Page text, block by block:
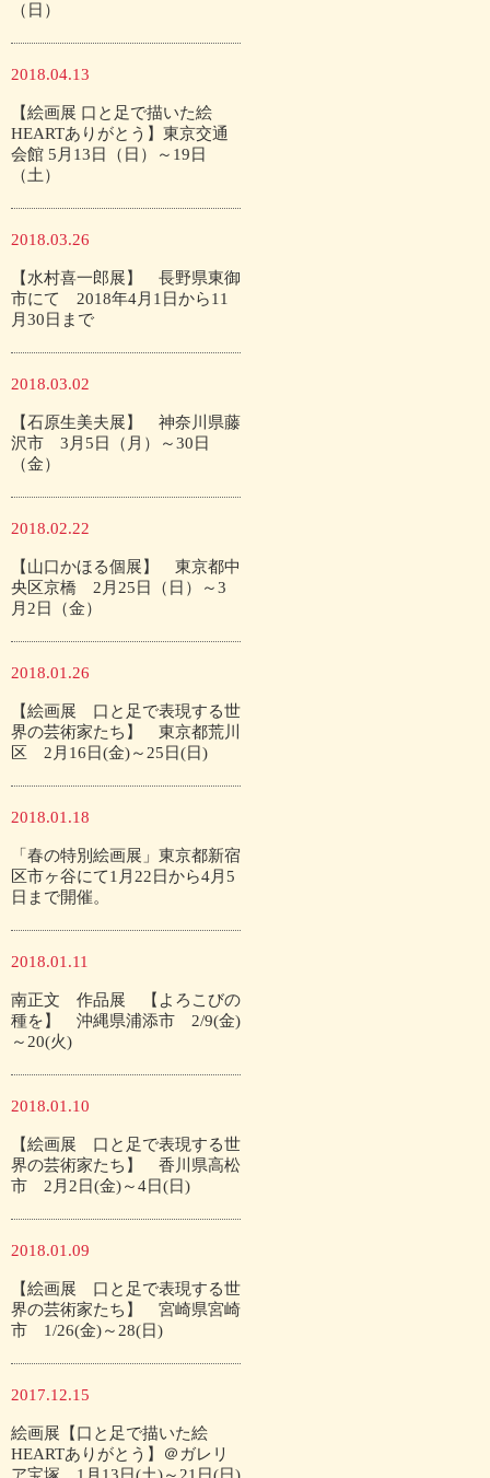
（日）
2018.04.13
【絵画展 口と足で描いた絵
HEARTありがとう】東京交通
会館 5月13日（日）～19日
（土）
2018.03.26
【水村喜一郎展】 長野県東御
市にて 2018年4月1日から11
月30日まで
2018.03.02
【石原生美夫展】 神奈川県藤
沢市 3月5日（月）～30日
（金）
2018.02.22
【山口かほる個展】 東京都中
央区京橋 2月25日（日）～3
月2日（金）
2018.01.26
【絵画展 口と足で表現する世
界の芸術家たち】 東京都荒川
区 2月16日(金)～25日(日)
2018.01.18
「春の特別絵画展」東京都新宿
区市ヶ谷にて1月22日から4月5
日まで開催。
2018.01.11
南正文 作品展 【よろこびの
種を】 沖縄県浦添市 2/9(金)
～20(火)
2018.01.10
【絵画展 口と足で表現する世
界の芸術家たち】 香川県高松
市 2月2日(金)～4日(日)
2018.01.09
【絵画展 口と足で表現する世
界の芸術家たち】 宮崎県宮崎
市 1/26(金)～28(日)
2017.12.15
絵画展【口と足で描いた絵
HEARTありがとう】＠ガレリ